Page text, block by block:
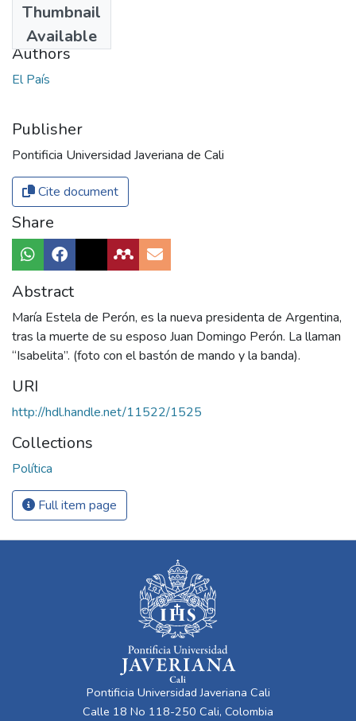
Thumbnail
Available
1974
Authors
El País
Publisher
Pontificia Universidad Javeriana de Cali
Cite document
Share
Abstract
María Estela de Perón, es la nueva presidenta de Argentina,
tras la muerte de su esposo Juan Domingo Perón. La llaman
“Isabelita”. (foto con el bastón de mando y la banda).
URI
http://hdl.handle.net/11522/1525
Collections
Política
Full item page
Pontificia Universidad Javeriana Cali
Calle 18 No 118-250 Cali, Colombia